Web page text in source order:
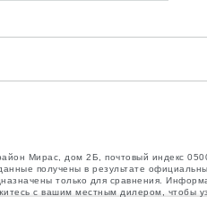
Мирас, дом 2Б, почтовый индекс
получены в результате
только для сравнения.
с вашим местным дилером, чтобы